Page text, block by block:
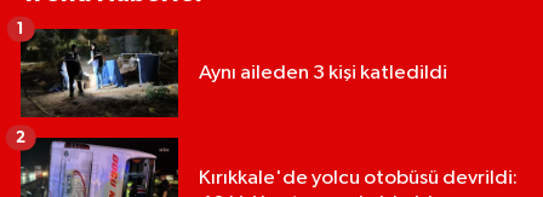
Aynı aileden 3 kişi katledildi
1
Kırıkkale'de yolcu otobüsü devrildi:
2